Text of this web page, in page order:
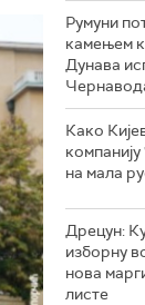
Румуни
камењем
Дунава
Како
на мала
Дрецун:
изборну
нова
листе